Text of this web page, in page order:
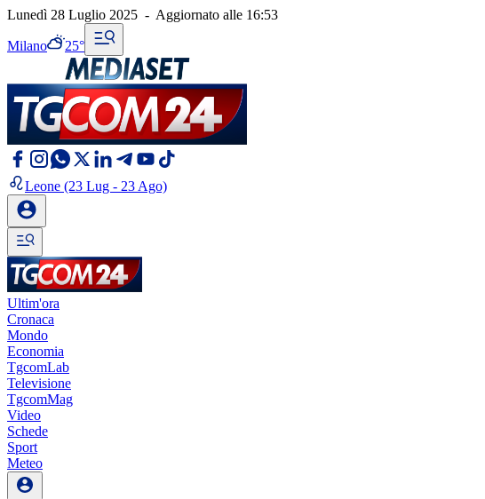
Lunedì 28 Luglio 2025 - Aggiornato alle 16:53
Milano 25°
Leone (23 Lug - 23 Ago)
Ultim'ora
Cronaca
Mondo
Economia
TgcomLab
Televisione
TgcomMag
Video
Schede
Sport
Meteo